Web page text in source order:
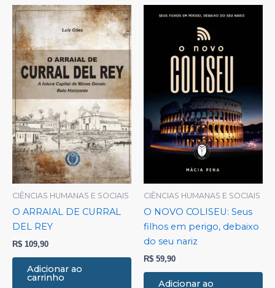
CIÊNCIAS HUMANAS E SOCIAIS
O ARRAIAL DE CURRAL
DEL REY
R$ 109,90
Adicionar ao
carrinho
CIÊNCIAS HUMANAS E SOCIAIS
O NOVO COLISEU: Seus
filhos em perigo, debaixo
do seu nariz
R$ 59,90
Adicionar ao